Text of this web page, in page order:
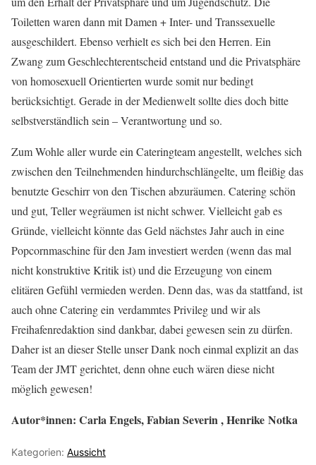
Toiletten waren dann mit Damen + Inter- und Transsexuelle
ausgeschildert. Ebenso verhielt es sich bei den Herren. Ein
Zwang zum Geschlechterentscheid entstand und die Privatsphäre
von homosexuell Orientierten wurde somit nur bedingt
berücksichtigt. Gerade in der Medienwelt sollte dies doch bitte
selbstverständlich sein – Verantwortung und so.
Zum Wohle aller wurde ein Cateringteam angestellt, welches sich
zwischen den Teilnehmenden hindurchschlängelte, um fleißig das
benutzte Geschirr von den Tischen abzuräumen. Catering schön
und gut, Teller wegräumen ist nicht schwer. Vielleicht gab es
Gründe, vielleicht könnte das Geld nächstes Jahr auch in eine
Popcornmaschine für den Jam investiert werden (wenn das mal
nicht konstruktive Kritik ist) und die Erzeugung von einem
elitären Gefühl vermieden werden. Denn das, was da stattfand, ist
auch ohne Catering ein verdammtes Privileg und wir als
Freihafenredaktion sind dankbar, dabei gewesen sein zu dürfen.
Daher ist an dieser Stelle unser Dank noch einmal explizit an das
Team der JMT gerichtet, denn ohne euch wären diese nicht
möglich gewesen!
Autor*innen: Carla Engels, Fabian Severin , Henrike Notka
Kategorien: Aussicht